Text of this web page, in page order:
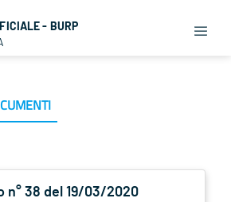
- BURP
n° 38 del 19/03/2020